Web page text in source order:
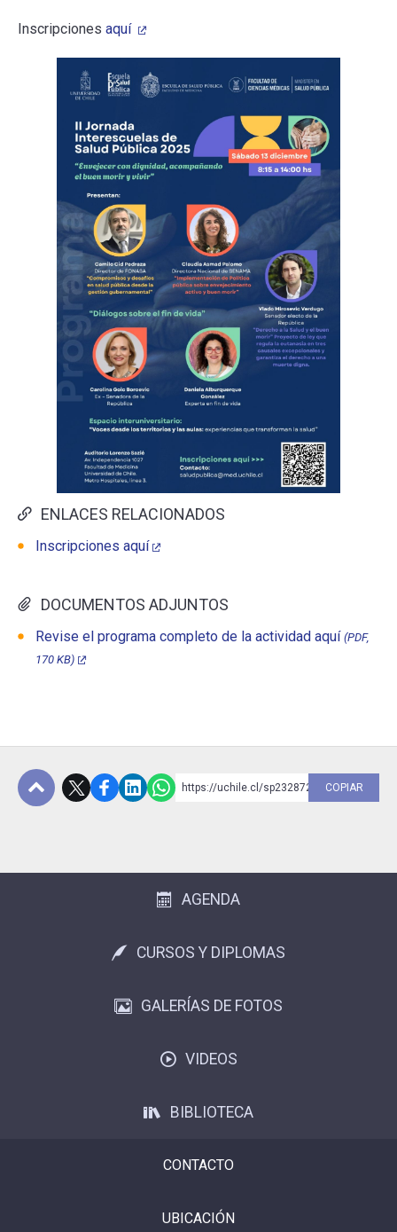
ENLACES RELACIONADOS
Inscripciones aquí
DOCUMENTOS ADJUNTOS
Revise el programa completo de la actividad aquí (PDF,
170 KB)
Inscripciones aquí
https://uchile.cl/sp232872 COPIAR
AGENDA
CURSOS Y DIPLOMAS
GALERÍAS DE FOTOS
VIDEOS
BIBLIOTECA
CONTACTO
UBICACIÓN